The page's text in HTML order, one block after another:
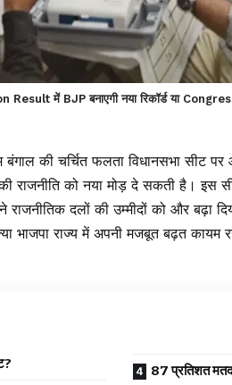
में BJP बनाएगी नया रिकॉर्ड या
बंगाल की चर्चित फलता विधानसभा सीट
राजनीति को नया मोड़ दे सकती है। इस
राजनीतिक दलों की उम्मीदों को और
राज्य में अपनी मजबूत बढ़त कायम
87 प्रतिशत